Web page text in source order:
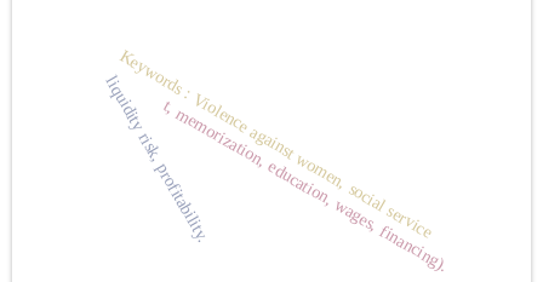
t, memorization, education, wages, financing).
Keywords : Violence against women, social service
liquidity risk, profitability.